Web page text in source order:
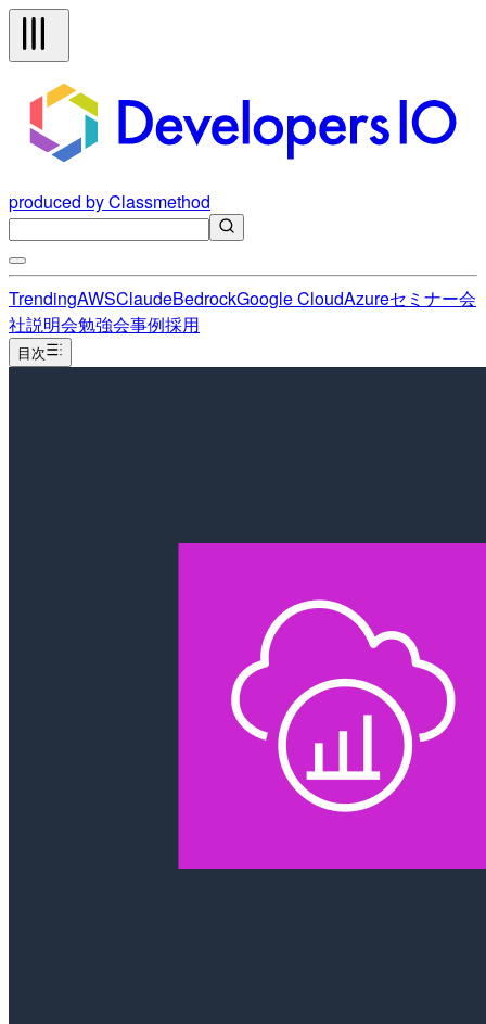
produced by Classmethod
TrendingAWSClaudeBedrockGoogle CloudAzureセミナー会
社説明会勉強会事例採用
目次